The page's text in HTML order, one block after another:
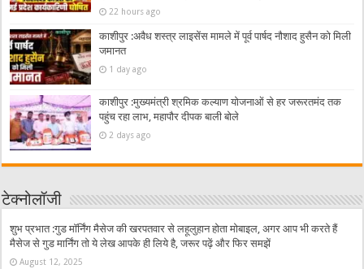
22 hours ago
काशीपुर :अवैध शस्त्र लाइसेंस मामले में पूर्व पार्षद नौशाद हुसैन को मिली
जमानत
1 day ago
काशीपुर :मुख्यमंत्री श्रमिक कल्याण योजनाओं से हर जरूरतमंद तक
पहुंच रहा लाभ, महापौर दीपक बाली बोले
2 days ago
टेक्नोलॉजी
शुभ प्रभात :गुड मॉर्निंग मैसेज की खरपतवार से लहूलुहान होता मोबाइल, अगर आप भी करते हैं
मैसेज से गुड मार्निंग तो ये लेख आपके ही लिये है, जरूर पढ़ें और फिर समझें
August 12, 2025